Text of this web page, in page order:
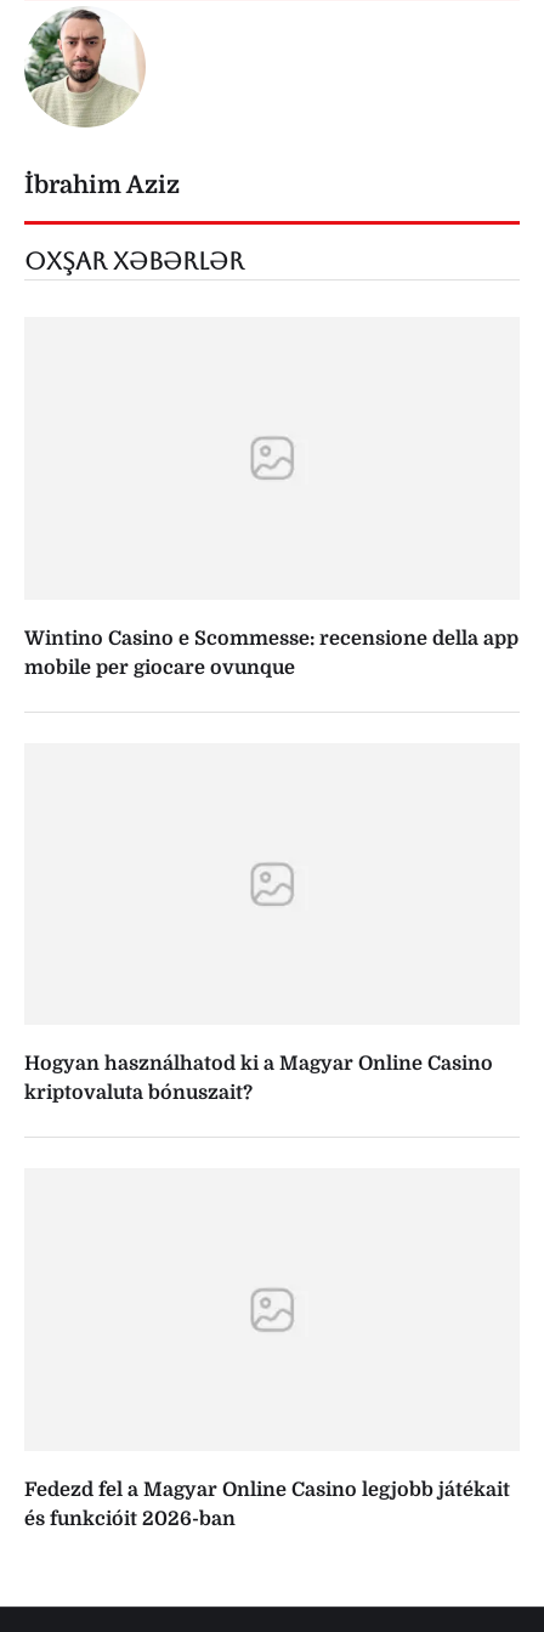
İbrahim Aziz
OXŞAR XƏBƏRLƏR
Wintino Casino e Scommesse: recensione della app
mobile per giocare ovunque
Hogyan használhatod ki a Magyar Online Casino
kriptovaluta bónuszait?
Fedezd fel a Magyar Online Casino legjobb játékait
és funkcióit 2026-ban